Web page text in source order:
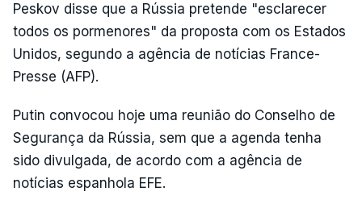
Peskov disse que a Rússia pretende "esclarecer
todos os pormenores" da proposta com os Estados
Unidos, segundo a agência de notícias France-
Presse (AFP).
Putin convocou hoje uma reunião do Conselho de
Segurança da Rússia, sem que a agenda tenha
sido divulgada, de acordo com a agência de
notícias espanhola EFE.